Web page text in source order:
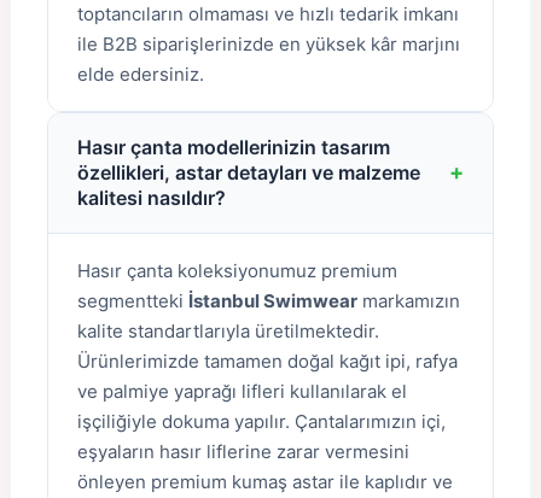
toptancıların olmaması ve hızlı tedarik imkanı
ile B2B siparişlerinizde en yüksek kâr marjını
elde edersiniz.
Hasır çanta modellerinizin tasarım
özellikleri, astar detayları ve malzeme
kalitesi nasıldır?
+
Hasır çanta koleksiyonumuz premium
segmentteki İstanbul Swimwear markamızın
kalite standartlarıyla üretilmektedir.
Ürünlerimizde tamamen doğal kağıt ipi, rafya
ve palmiye yaprağı lifleri kullanılarak el
işçiliğiyle dokuma yapılır. Çantalarımızın içi,
eşyaların hasır liflerine zarar vermesini
önleyen premium kumaş astar ile kaplıdır ve